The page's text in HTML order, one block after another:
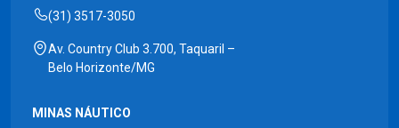
(31) 3517-3050
Av. Country Club 3.700, Taquaril –
Belo Horizonte/MG
MINAS NÁUTICO